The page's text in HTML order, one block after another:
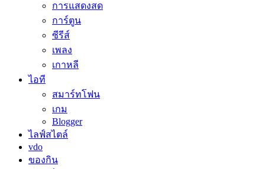
การแสดงสด
การ์ตูน
ซีรีส์
เพลง
เกาหลี
ไอที
สมาร์ทโฟน
เกม
Blogger
ไลฟ์สไตล์
vdo
ของกิน